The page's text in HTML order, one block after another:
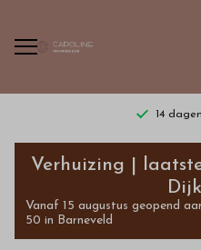
14
Mayoral
Overhemd
Mao
Verhuizing |
Vanaf 15 augustus geopend
50 in Barneveld